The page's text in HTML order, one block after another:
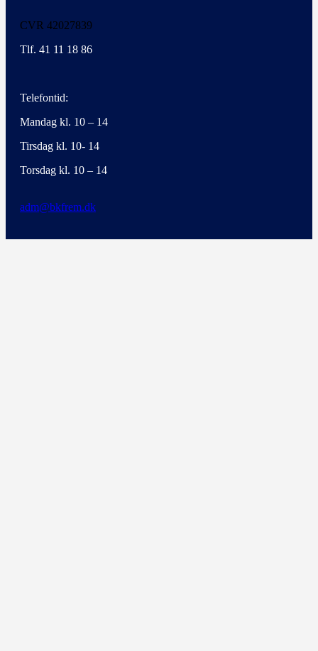
CVR 42027839
Tlf. 41 11 18 86
Telefontid:
Mandag kl. 10 – 14
Tirsdag kl. 10- 14
Torsdag kl. 10 – 14
adm@bkfrem.dk